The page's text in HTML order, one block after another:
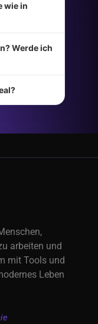
wie in
Werde ich
arbeiten und
mit Tools und
Leben